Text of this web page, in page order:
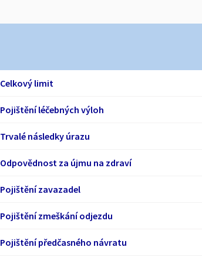
Celkový limit
Pojištění léčebných výloh
Trvalé následky úrazu
Odpovědnost za újmu na zdraví
Pojištění zavazadel
Pojištění zmeškání odjezdu
Pojištění předčasného návratu